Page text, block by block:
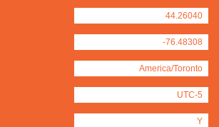
44.26040
-76.48308
America/Toronto
UTC-5
Y